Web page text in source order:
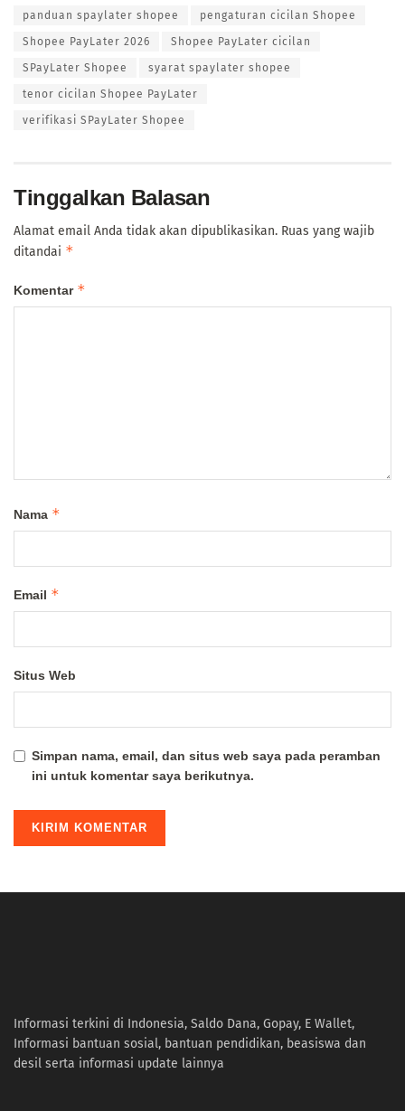
panduan spaylater shopee pengaturan cicilan Shopee
Shopee PayLater 2026 Shopee PayLater cicilan
SPayLater Shopee syarat spaylater shopee
tenor cicilan Shopee PayLater
verifikasi SPayLater Shopee
Tinggalkan Balasan
Alamat email Anda tidak akan dipublikasikan. Ruas yang wajib
ditandai *
Komentar *
Nama *
Email *
Situs Web
Simpan nama, email, dan situs web saya pada peramban
ini untuk komentar saya berikutnya.
Informasi terkini di Indonesia, Saldo Dana, Gopay, E Wallet,
Informasi bantuan sosial, bantuan pendidikan, beasiswa dan
desil serta informasi update lainnya